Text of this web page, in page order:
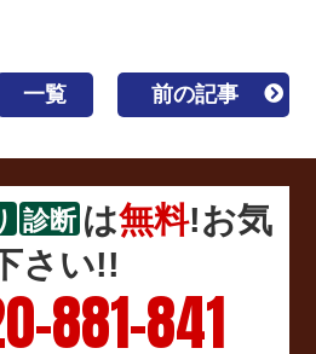
一覧 前の記事
診断 は無料!お気
さい!!
881-841